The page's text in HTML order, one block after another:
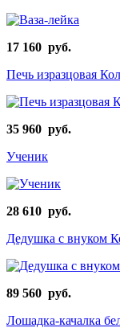
17 160 руб.
Печь изразцовая
35 960 руб.
Ученик
28 610 руб.
Дедушка с внуком
89 560 руб.
Лошадка-качалка